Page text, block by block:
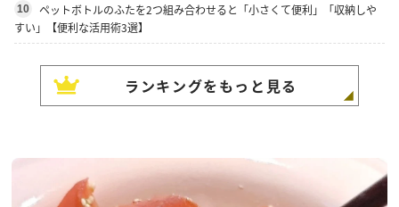
10
ペットボトルのふたを2つ組み合わせると「小さくて便利」「収納しや
すい」【便利な活用術3選】
ランキングをもっと見る